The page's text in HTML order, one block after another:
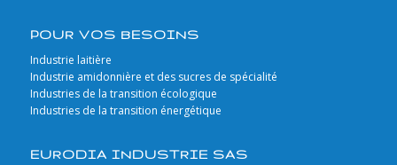
POUR VOS BESOINS
Industrie laitière
Industrie amidonnière et des sucres de spécialité
Industries de la transition écologique
Industries de la transition énergétique
EURODIA INDUSTRIE SAS